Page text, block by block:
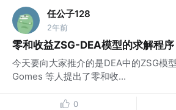
任公子128
2年前
零和收益ZSG-DEA模型的求解程序
今天要向大家推介的是DEA中的ZSG模
Gomes 等人提出了零和收...
0